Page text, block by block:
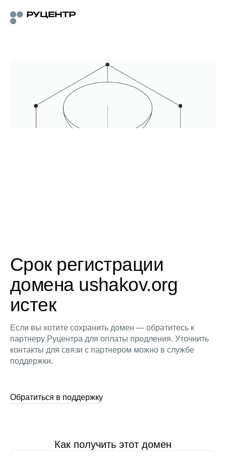
Срок регистрации
домена ushakov.org
истек
Если вы хотите сохранить домен — обратитесь к
партнеру Руцентра для оплаты продления. Уточнить
контакты для связи с партнером можно в службе
поддержки.
Обратиться в поддержку
Как получить этот домен